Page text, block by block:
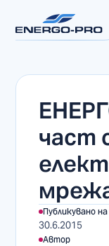
част
Публикувано на
30.6.2015
Автор